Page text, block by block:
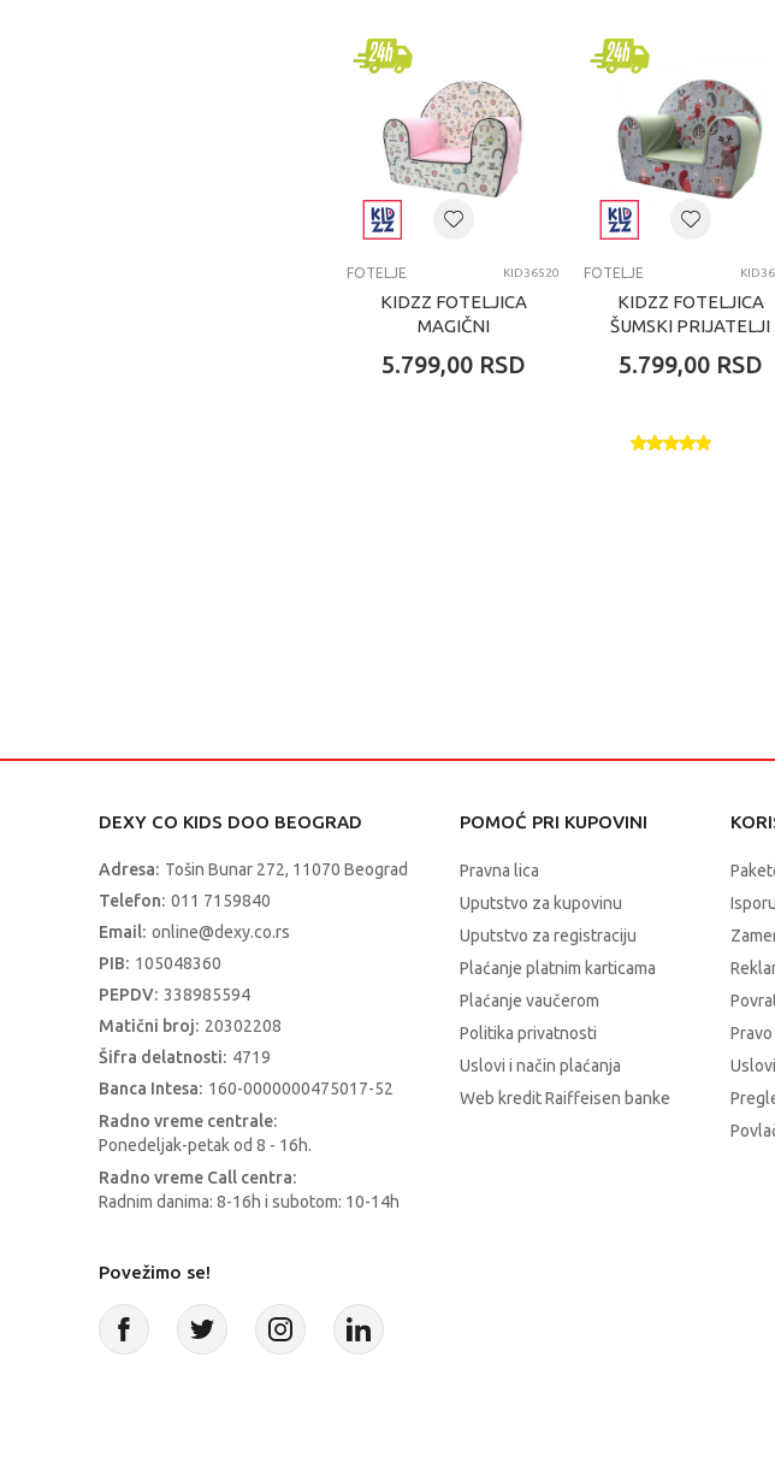
6+ meseci
FOTELJE
FOTELJE KID36520
KIDZZ FOTELJICA
MAGIČNI
5.799,00 RSD
FOTELJE
KIDZZ FOTELJICA
ŠUMSKI PRIJATELJI
5.799,00 RSD
DEXY CO KIDS DOO BEOGRAD
Adresa: Tošin Bunar 272, 11070 Beograd
Telefon: 011 7159840
Email: online@dexy.co.rs
PIB: 105048360
PEPDV: 338985594
Matični broj: 20302208
Šifra delatnosti: 4719
Banca Intesa: 160-0000000475017-52
Radno vreme centrale:
Ponedeljak-petak od 8 - 16h.
Radno vreme Call centra:
Radnim danima: 8-16h i subotom: 10-14h
POMOĆ PRI KUPOVINI
Pravna lica
Uputstvo za kupovinu
Uputstvo za registraciju
Plaćanje platnim karticama
Plaćanje vaučerom
Politika privatnosti
Uslovi i način plaćanja
Web kredit Raiffeisen banke
Povežimo se!